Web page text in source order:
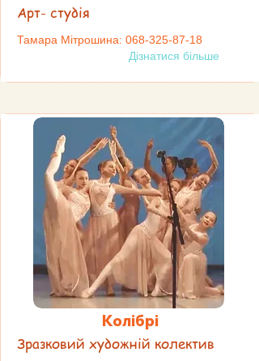
Арт- студія
Тамара Мітрошина: 068-325-87-18
Дізнатися більше
Колібрі
Зразковий художній колектив